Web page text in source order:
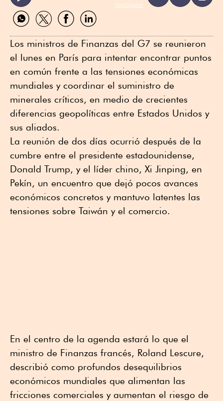
ReadSpeaker
Compartir
por
Compartir
por
Compartir
por
Compartir
por
Los ministros de Finanzas del G7 se reunieron
el lunes en París para intentar encontrar puntos
en común frente a las tensiones económicas
mundiales y coordinar el suministro de
minerales críticos, en medio de crecientes
diferencias geopolíticas entre Estados Unidos y
sus aliados.
La reunión de dos días ocurrió después de la
cumbre entre el presidente estadounidense,
Donald Trump, y el líder chino, Xi Jinping, en
Pekín, un encuentro que dejó pocos avances
económicos concretos y mantuvo latentes las
tensiones sobre Taiwán y el comercio.
En el centro de la agenda estará lo que el
ministro de Finanzas francés, Roland Lescure,
describió como profundos desequilibrios
económicos mundiales que alimentan las
fricciones comerciales y aumentan el riesgo de